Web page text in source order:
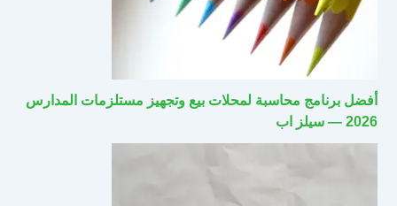
أفضل برنامج محاسبة لمحلات بيع وتجهيز مستلزمات المدارس
2026 — سيلز اب